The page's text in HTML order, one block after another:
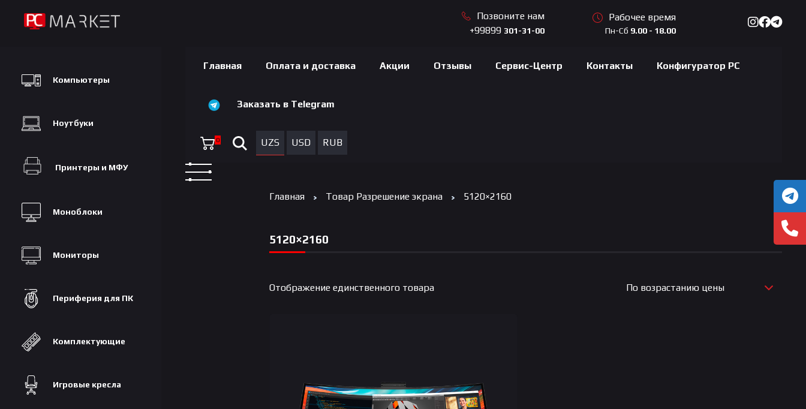
Позвоните нам
+99899 301-31-00
Рабочее время
Пн-Сб 9.00 - 18.00
Компьютеры
Ноутбуки
Принтеры и МФУ
Моноблоки
Мониторы
Периферия для ПК
Комплектующие
Игровые кресла
Главная Оплата и доставка Акции Отзывы Сервис-Центр Контакты Конфигуратор PC
Заказать в Telegram
0 UZS USD RUB
Главная Товар Разрешение экрана 5120×2160
5120×2160
Отображение единственного товара По возрастанию цены